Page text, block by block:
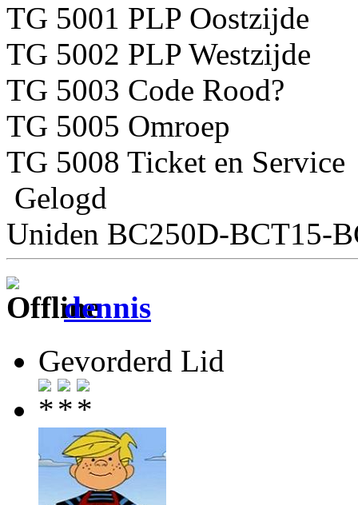
TG 5001 PLP Oostzijde
TG 5002 PLP Westzijde
TG 5003 Code Rood?
TG 5005 Omroep
TG 5008 Ticket en Service
Gelogd
Uniden BC250D-BCT15-
dennis
Gevorderd Lid